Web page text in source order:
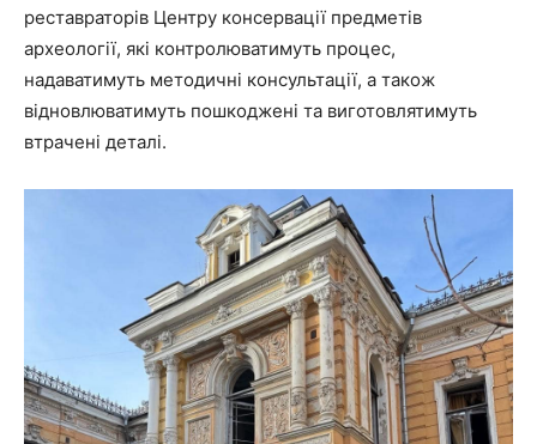
реставраторів Центру консервації предметів
археології, які контролюватимуть процес,
надаватимуть методичні консультації, а також
відновлюватимуть пошкоджені та виготовлятимуть
втрачені деталі.